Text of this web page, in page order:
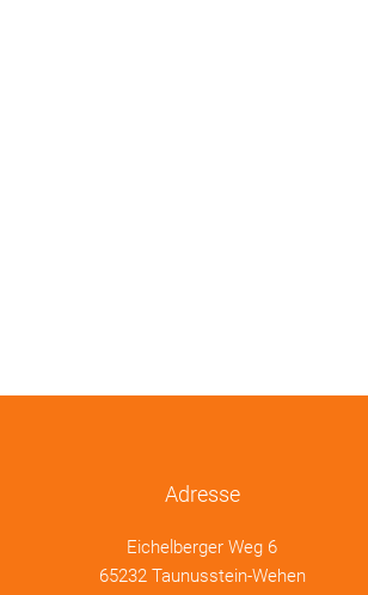
Adresse
Eichelberger Weg 6
65232 Taunusstein-Wehen